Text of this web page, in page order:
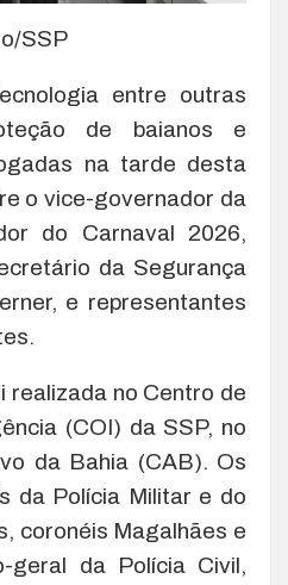
SSP
entre outras
de baianos e
na tarde desta
o vice-governador da
do Carnaval 2026,
da Segurança
e representantes
realizada no Centro de
(COI) da SSP, no
da Bahia (CAB). Os
da Polícia Militar e do
coronéis Magalhães e
geral da Polícia Civil,